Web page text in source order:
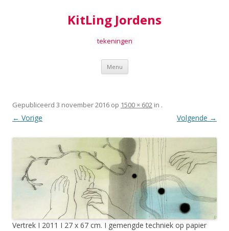
KitLing Jordens
tekeningen
Menu Spring
inhoud
Gepubliceerd 3 november 2016 op 1500 × 602 in .
← Vorige Volgende →
Vertrek I 2011 I 27 x 67 cm. I gemengde techniek op papier